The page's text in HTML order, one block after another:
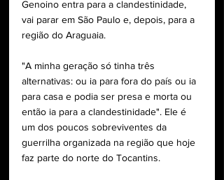
Genoino entra para a clandestinidade,
vai parar em São Paulo e, depois, para a
região do Araguaia.
"A minha geração só tinha três
alternativas: ou ia para fora do país ou ia
para casa e podia ser presa e morta ou
então ia para a clandestinidade". Ele é
um dos poucos sobreviventes da
guerrilha organizada na região que hoje
faz parte do norte do Tocantins.